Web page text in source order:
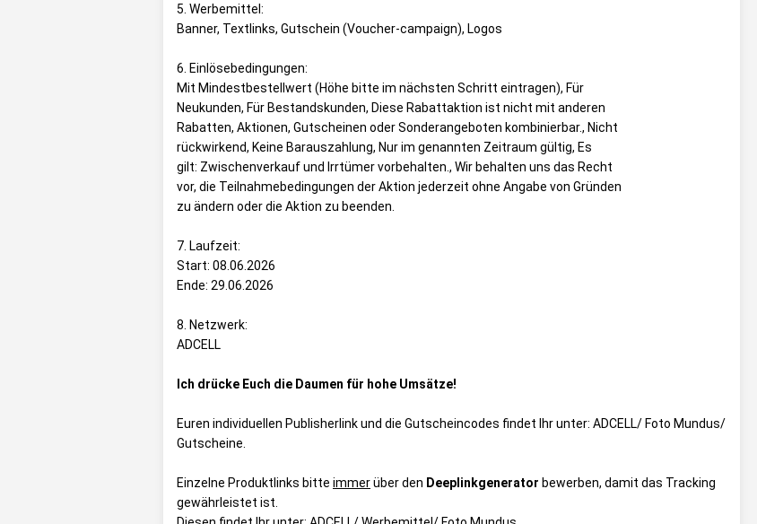
5. Werbemittel:
Banner, Textlinks, Gutschein (Voucher-campaign), Logos
6. Einlösebedingungen:
Mit Mindestbestellwert (Höhe bitte im nächsten Schritt eintragen), Für
Neukunden, Für Bestandskunden, Diese Rabattaktion ist nicht mit anderen
Rabatten, Aktionen, Gutscheinen oder Sonderangeboten kombinierbar., Nicht
rückwirkend, Keine Barauszahlung, Nur im genannten Zeitraum gültig, Es
gilt: Zwischenverkauf und Irrtümer vorbehalten., Wir behalten uns das Recht
vor, die Teilnahmebedingungen der Aktion jederzeit ohne Angabe von Gründen
zu ändern oder die Aktion zu beenden.
7. Laufzeit:
Start: 08.06.2026
Ende: 29.06.2026
8. Netzwerk:
ADCELL
Ich drücke Euch die Daumen für hohe Umsätze!
Euren individuellen Publisherlink und die Gutscheincodes findet Ihr unter: ADCELL/ Foto Mundus/
Gutscheine
Einzelne Produktlinks bitte immerüber den Deeplinkgenerator bewerben, damit das Tracking
gewährleistet ist.